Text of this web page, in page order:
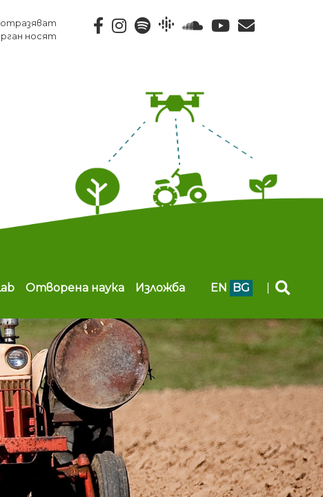
отразяват
носят
Отворена наука Изложба EN BG